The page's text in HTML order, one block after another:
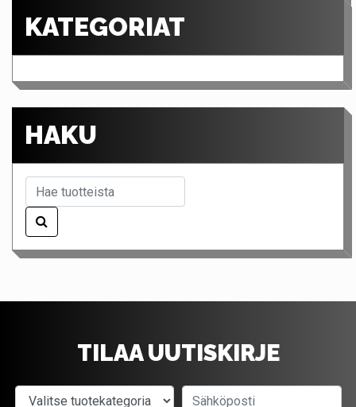
KATEGORIAT
HAKU
TILAA UUTISKIRJE
Valitse tuotekategoria